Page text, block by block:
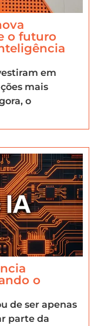
o futuro
em
mais
o
o
de ser apenas
parte da